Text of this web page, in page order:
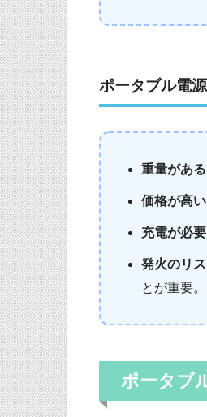
ポータブル電
重量がある
価格が高い
充電が必要
発火のリ
とが重要。
ポータブ